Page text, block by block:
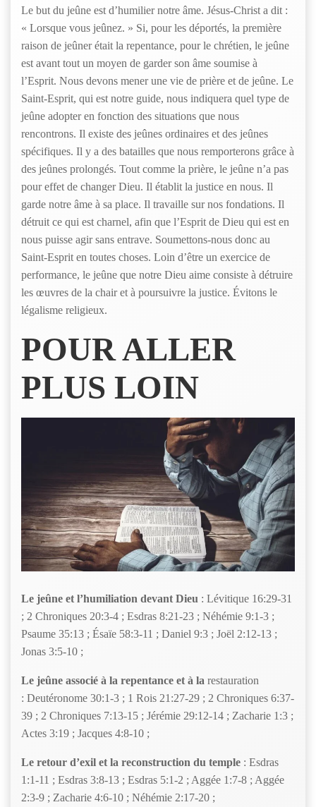
Le but du jeûne est d’humilier notre âme. Jésus-Christ a dit :
« Lorsque vous jeûnez. » Si, pour les déportés, la première
raison de jeûner était la repentance, pour le chrétien, le jeûne
est avant tout un moyen de garder son âme soumise à
l’Esprit. Nous devons mener une vie de prière et de jeûne. Le
Saint-Esprit, qui est notre guide, nous indiquera quel type de
jeûne adopter en fonction des situations que nous
rencontrons. Il existe des jeûnes ordinaires et des jeûnes
spécifiques. Il y a des batailles que nous remporterons grâce à
des jeûnes prolongés. Tout comme la prière, le jeûne n’a pas
pour effet de changer Dieu. Il établit la justice en nous. Il
garde notre âme à sa place. Il travaille sur nos fondations. Il
détruit ce qui est charnel, afin que l’Esprit de Dieu qui est en
nous puisse agir sans entrave. Soumettons-nous donc au
Saint-Esprit en toutes choses. Loin d’être un exercice de
performance, le jeûne que notre Dieu aime consiste à détruire
les œuvres de la chair et à poursuivre la justice. Évitons le
légalisme religieux.
POUR ALLER
PLUS LOIN
Le jeûne et l’humiliation devant Dieu : Lévitique 16:29-31
; 2 Chroniques 20:3-4 ; Esdras 8:21-23 ; Néhémie 9:1-3 ;
Psaume 35:13 ; Ésaïe 58:3-11 ; Daniel 9:3 ; Joël 2:12-13 ;
Jonas 3:5-10 ;
Le jeûne associé à la repentance et à la restauration
: Deutéronome 30:1-3 ; 1 Rois 21:27-29 ; 2 Chroniques 6:37-
39 ; 2 Chroniques 7:13-15 ; Jérémie 29:12-14 ; Zacharie 1:3 ;
Actes 3:19 ; Jacques 4:8-10 ;
Le retour d’exil et la reconstruction du temple : Esdras
1:1-11 ; Esdras 3:8-13 ; Esdras 5:1-2 ; Aggée 1:7-8 ; Aggée
2:3-9 ; Zacharie 4:6-10 ; Néhémie 2:17-20 ;